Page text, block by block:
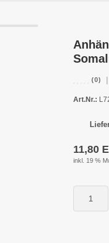
(0)
Art.Nr.:
11,80
inkl. 19 %